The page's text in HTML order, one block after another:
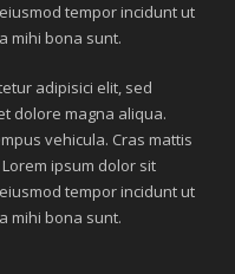
tempor incidunt ut
mihi bona sunt.
adipisici elit, sed
dolore magna aliqua.
vehicula. Cras mattis
ipsum dolor sit
tempor incidunt ut
mihi bona sunt.